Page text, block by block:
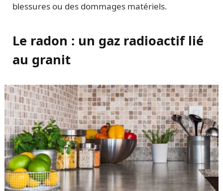
blessures ou des dommages matériels.
Le radon : un gaz radioactif lié
au granit